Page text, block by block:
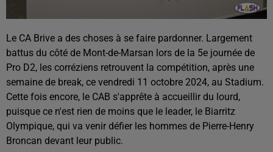
Le CA Brive a des choses à se faire pardonner. Largement
battus du côté de Mont-de-Marsan lors de la 5e journée de
Pro D2, les corréziens retrouvent la compétition, après une
semaine de break, ce vendredi 11 octobre 2024, au Stadium.
Cette fois encore, le CAB s'apprête à accueillir du lourd,
puisque ce n'est rien de moins que le leader, le Biarritz
Olympique, qui va venir défier les hommes de Pierre-Henry
Broncan devant leur public.